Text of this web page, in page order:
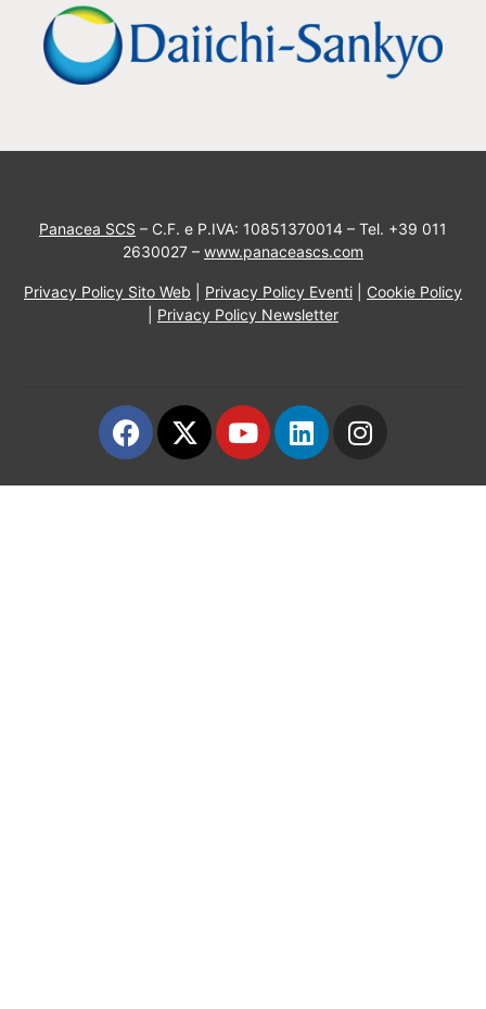
Panacea SCS – C.F. e P.IVA: 10851370014 – Tel. +39 011
2630027 – www.panaceascs.com
Privacy Policy Sito Web Privacy Policy Eventi
Cookie Policy
Privacy Policy Newsletter